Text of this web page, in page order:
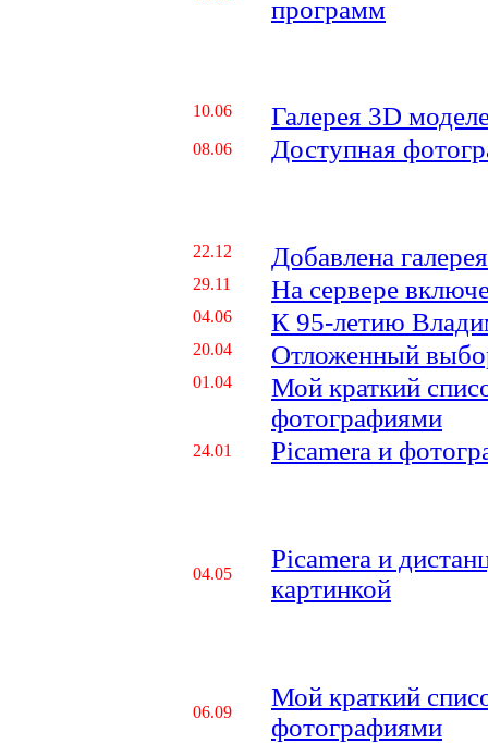
программ
10.06 Галерея 3D
08.06 Доступная
22.12 Добавлена
29.11 На сервере
04.06 К 95-летию
20.04 Отложенный
01.04
Мой краткий
фотографиями
24.01 Picamera и
04.05
Picamera и
картинкой
06.09
Мой краткий
фотографиями